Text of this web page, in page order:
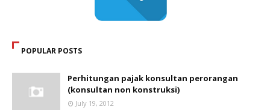
POPULAR POSTS
Perhitungan pajak konsultan perorangan
(konsultan non konstruksi)
July 19, 2012